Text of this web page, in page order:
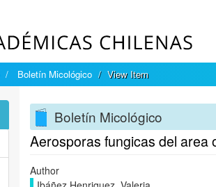
Boletín Micológico View Item
Boletín Micológico
Aerosporas fungicas del area
Author